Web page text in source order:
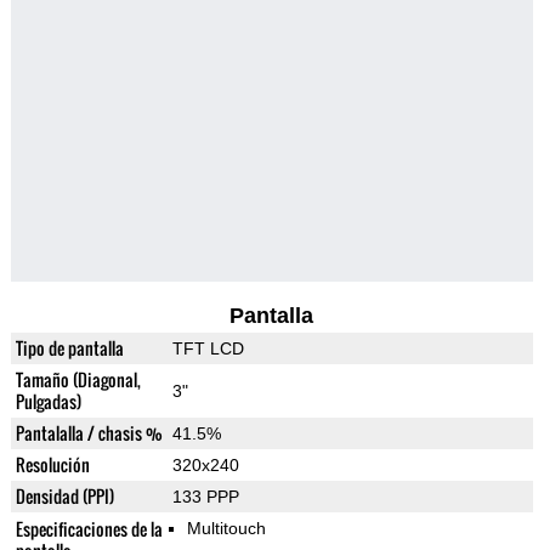
Pantalla
Tipo de pantalla TFT LCD
Tamaño (Diagonal,
Pulgadas)
3"
Pantalalla / chasis % 41.5%
Resolución 320x240
Densidad (PPI) 133 PPP
Especificaciones de la
Multitouch